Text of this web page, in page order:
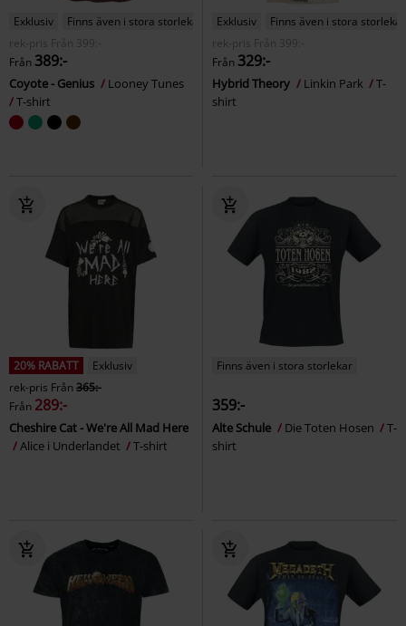
Exklusiv
Finns även i stora storlekar
rek-pris
Från
399:-
Från 389:-
Coyote - Genius
Looney Tunes
T-shirt
Exklusiv
Finns även i stora storlekar
rek-pris
Från
399:-
Från 329:-
Hybrid Theory Linkin Park
T-
shirt
20% RABATT
Exklusiv
rek-pris Från365:-
Från 289:-
Cheshire Cat - We're All Mad Here
Alice i Underlandet
T-shirt
Finns även i stora storlekar
359:-
Alte Schule Die Toten Hosen
T-
shirt